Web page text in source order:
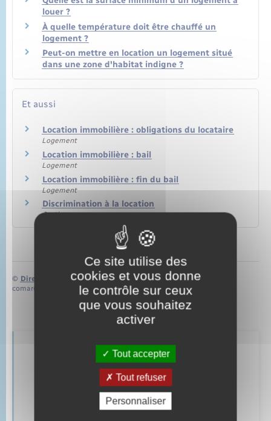
louer ?
À quelle température doit être chauffé un
logement ?
Peut-on mettre en location un logement situé
dans une zone d'habitat indigne ?
Et aussi
Location immobilière : obligations du locataire
Logement
Location immobilière : bail
Logement
Location immobilière : fin du bail
Logement
Discrimination à la location
Justice
© Direction de l’information légale et administrative
comarquage developpé parbaseo.io
Retrouvez aussi
Parrainage civil
Ce site utilise des
cookies et vous donne
le contrôle sur ceux
que vous souhaitez
activer
Tout accepter
Tout refuser
Personnaliser